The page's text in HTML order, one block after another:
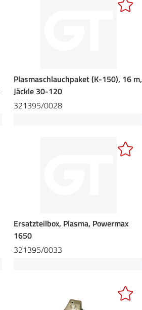
Plasmaschlauchpaket (K-150), 16 m,
Jäckle 30-120
321395/0028
Ersatzteilbox, Plasma, Powermax
1650
321395/0033